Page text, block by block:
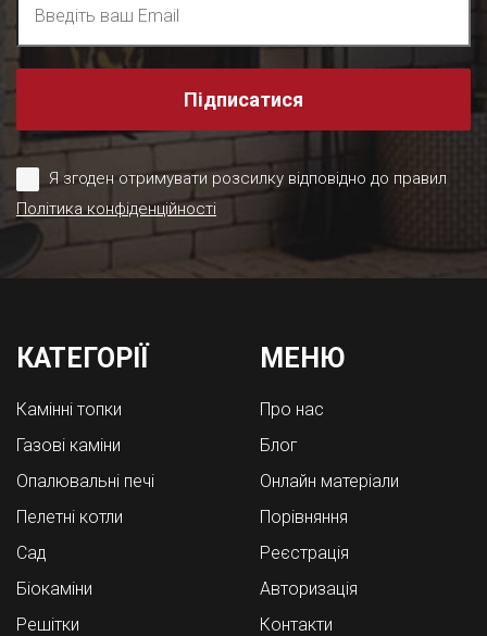
Підписатися
Я згоден отримувати розсилку відповідно до правил
Політика конфіденційності
КАТЕГОРІЇ
Камінні топки
Газові каміни
Опалювальні печі
Пелетні котли
Cад
Біокаміни
Решітки
МЕНЮ
Про нас
Блог
Онлайн матеріали
Порівняння
Реєстрація
Авторизація
Контакти